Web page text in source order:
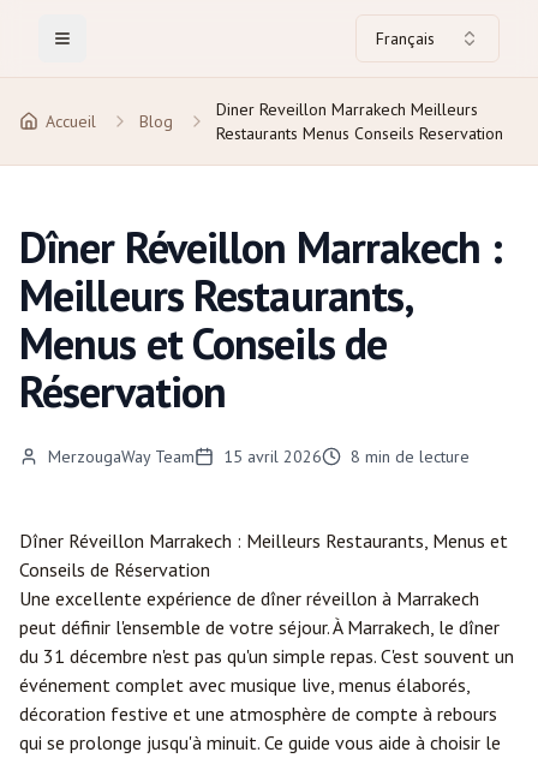
Toggle Menu Français
Accueil Blog
Diner Reveillon Marrakech Meilleurs
Restaurants Menus Conseils Reservation
Dîner Réveillon Marrakech :
Meilleurs Restaurants,
Menus et Conseils de
Réservation
MerzougaWay Team 15 avril 2026 8 min de lecture
Dîner Réveillon Marrakech : Meilleurs Restaurants, Menus et
Conseils de Réservation
Une excellente expérience de dîner réveillon à Marrakech
peut définir l'ensemble de votre séjour. À Marrakech, le dîner
du 31 décembre n'est pas qu'un simple repas. C'est souvent un
événement complet avec musique live, menus élaborés,
décoration festive et une atmosphère de compte à rebours
qui se prolonge jusqu'à minuit. Ce guide vous aide à choisir le